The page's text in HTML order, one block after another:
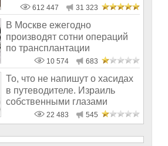
Русском!612 447 31 323
В Москве ежегодно
производят сотни операций
по трансплантации
человеческих органов
10 574 683
То, что не напишут о хасидах
в путеводителе. Израиль
собственными глазами
22 483 545